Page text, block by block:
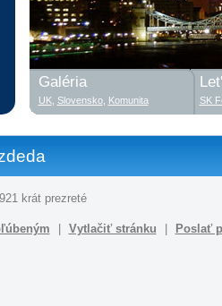
krát prezreté
Vytlačiť stránku Poslať
Galéria
UK, Slovensko, Komunita SK